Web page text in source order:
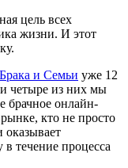
цель всех
жизни. И этот
и Семьи уже 12
четыре из них мы
брачное онлайн-
кто не просто
оказывает
течение процесса